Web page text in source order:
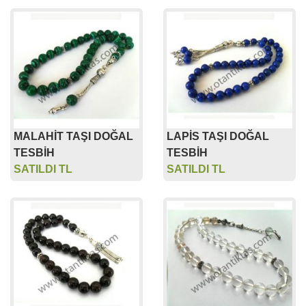
MALAHİT TAŞI DOĞAL
TESBİH
SATILDI TL
LAPİS TAŞI DOĞAL
TESBİH
SATILDI TL